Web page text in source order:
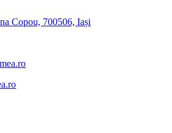
Copou, 700506, Iași